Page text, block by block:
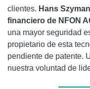
clientes. Hans
financiero de NFON
una mayor seguridad
propietario de esta
pendiente de patente.
nuestra voluntad de